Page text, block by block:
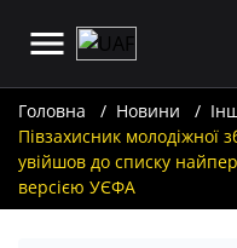
Головна Новини
Півзахисник молодіжної
увійшов до списку
версією УЄФА